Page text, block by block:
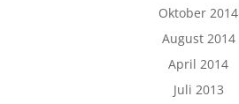
Oktober 2014
August 2014
April 2014
Juli 2013